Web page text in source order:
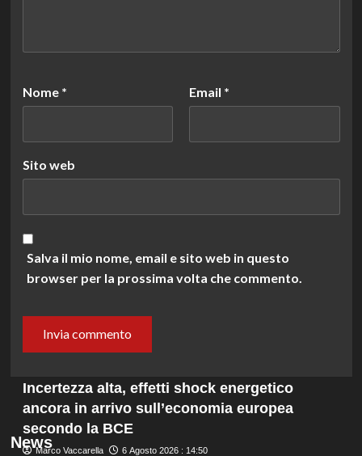
Nome * Email *
Sito web
Salva il mio nome, email e sito web in questo
browser per la prossima volta che commento.
News
Incertezza alta, effetti shock energetico
ancora in arrivo sull’economia europea
secondo la BCE
Marco Vaccarella 6 Agosto 2026 : 14:50